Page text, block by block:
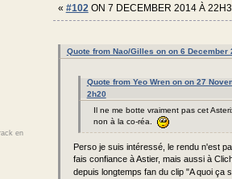
en
« #102 ON 7 DECEMBER 2014 À
Quote from Nao/Gilles on on 6 December
Quote from Yeo Wren on on 27
2h20
Il ne me botte vraiment pas cet
non à la co-réa.
Perso je suis intéressé, le rendu n'est
fais confiance à Astier, mais aussi à
depuis longtemps fan du clip "A quoi ça